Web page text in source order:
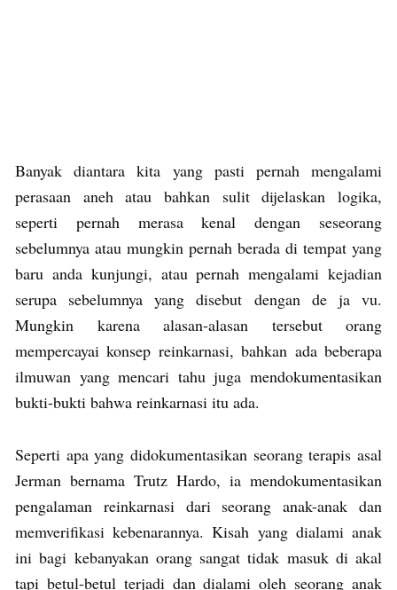
Banyak diantara kita yang pasti pernah mengalami
perasaan aneh atau bahkan sulit dijelaskan logika,
seperti pernah merasa kenal dengan seseorang
sebelumnya atau mungkin pernah berada di tempat yang
baru anda kunjungi, atau pernah mengalami kejadian
serupa sebelumnya yang disebut dengan de ja vu.
Mungkin karena alasan-alasan tersebut orang
mempercayai konsep reinkarnasi, bahkan ada beberapa
ilmuwan yang mencari tahu juga mendokumentasikan
bukti-bukti bahwa reinkarnasi itu ada.
Seperti apa yang didokumentasikan seorang terapis asal
Jerman bernama Trutz Hardo, ia mendokumentasikan
pengalaman reinkarnasi dari seorang anak-anak dan
memverifikasi kebenarannya. Kisah yang dialami anak
ini bagi kebanyakan orang sangat tidak masuk di akal
tapi betul-betul terjadi dan dialami oleh seorang anak